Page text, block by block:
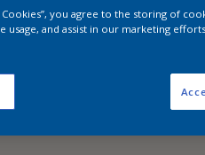
Cookies”, you agree to the storing of
usage, and assist in our marketing